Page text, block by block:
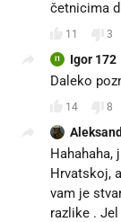
četnicima
11 3
I1 Igor 172
Daleko
14 8
Hahahaha,
Hrvatskoj,
vam je
razlike .